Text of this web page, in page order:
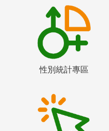
性別統計專區